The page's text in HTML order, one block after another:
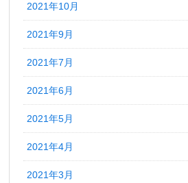
2021年10月
2021年9月
2021年7月
2021年6月
2021年5月
2021年4月
2021年3月